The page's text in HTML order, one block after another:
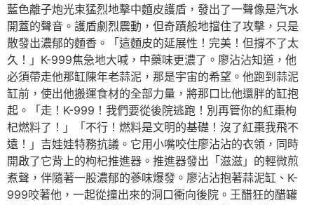
藍色離子炮光束猛烈地擊中麵皮護盾，發出了一聲像是汽水
開蓋的聲音。護盾劇烈震動，但奇蹟般地擋住了攻擊，只是
散發出濃郁的麵香。「這麵皮的延展性！完美！但撐不了太
久！」K-999焦急地大喊，中藥味更濃了。廖沾沾知道，他
必須帶走他那缸陳年老蒜泥，那是宇宙的希望。他跑到蒜泥
缸前，使出他搬運食材的全部力量，將那口比他還胖的缸抱
起。「走！K-999！我們要從後院逃跑！別再管你的紅棗枸
杞燃料了！」「不行！燃料是文明的基礎！沒了紅棗我飛不
遠！」吉娃娃特務抗議。它用小嘴咬住廖沾沾的衣領，同時
開啟了它背上的枸杞推進器。推進器發出「滋滋」的輕微煎
煮聲，伴隨著一股濃郁的蔘味爆發。廖沾沾抱著蒜泥缸、K-
999咬著他，一起從撞出來的洞口衝向後院。王醋狂的醋罐